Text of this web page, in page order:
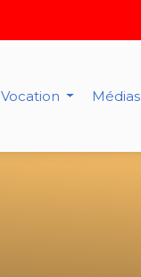
Vocation Médias